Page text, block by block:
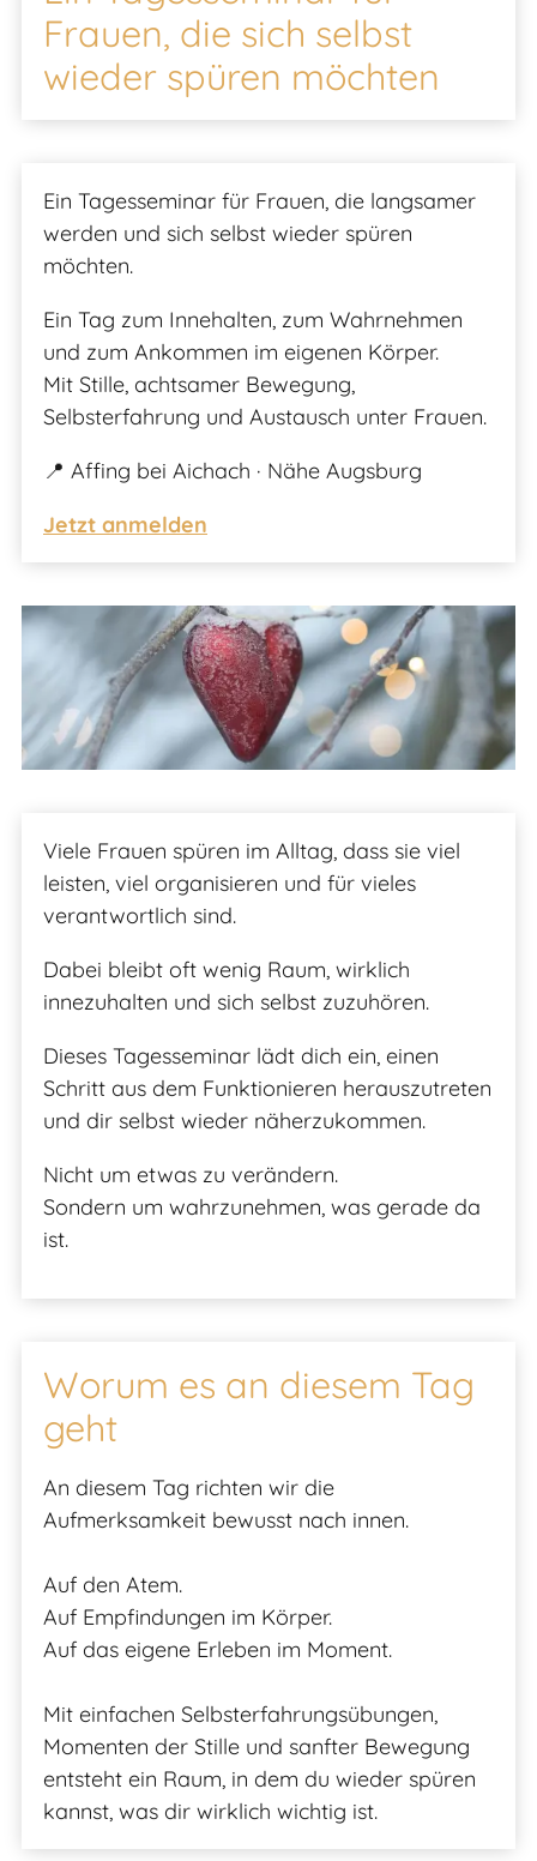
Mein Spektrum
Blog
Meditationskissen
Kontakt
Frauen, die sich selbst
wieder spüren möchten
Ein Tagesseminar für Frauen, die langsamer
werden und sich selbst wieder spüren
möchten.
Ein Tag zum Innehalten, zum Wahrnehmen
und zum Ankommen im eigenen Körper.
Mit Stille, achtsamer Bewegung,
Selbsterfahrung und Austausch unter Frauen.
📍 Affing bei Aichach · Nähe Augsburg
Jetzt anmelden
Viele Frauen spüren im Alltag, dass sie viel
leisten, viel organisieren und für vieles
verantwortlich sind.
Dabei bleibt oft wenig Raum, wirklich
innezuhalten und sich selbst zuzuhören.
Dieses Tagesseminar lädt dich ein, einen
Schritt aus dem Funktionieren herauszutreten
und dir selbst wieder näherzukommen.
Nicht um etwas zu verändern.
Sondern um wahrzunehmen, was gerade da
ist.
Worum es an diesem Tag
geht
An diesem Tag richten wir die
Aufmerksamkeit bewusst nach innen.
Auf den Atem.
Auf Empfindungen im Körper.
Auf das eigene Erleben im Moment.
Mit einfachen Selbsterfahrungsübungen,
Momenten der Stille und sanfter Bewegung
entsteht ein Raum, in dem du wieder spüren
kannst, was dir wirklich wichtig ist.